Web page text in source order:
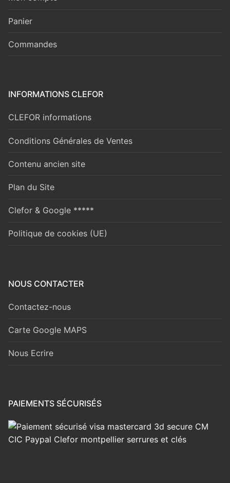
Panier
Commandes
INFORMATIONS CLEFOR
CLEFOR informations
Conditions Générales de Ventes
Contenu ancien site
Plan du Site
Clefor & Google *****
Politique de cookies (UE)
NOUS CONTACTER
Contactez-nous
Carte Google MAPS
Nous Ecrire
PAIEMENTS SÉCURISÉS